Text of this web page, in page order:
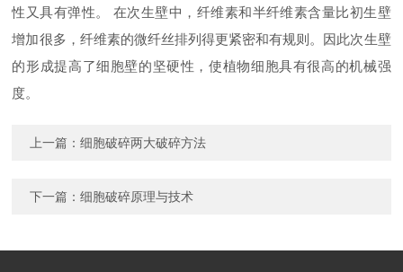
性又具有弹性。 在次生壁中，纤维素和半纤维素含量比初生壁
增加很多，纤维素的微纤丝排列得更紧密和有规则。因此次生壁
的形成提高了细胞壁的坚硬性，使植物细胞具有很高的机械强
度。
上一篇：细胞破碎两大破碎方法
下一篇：细胞破碎原理与技术